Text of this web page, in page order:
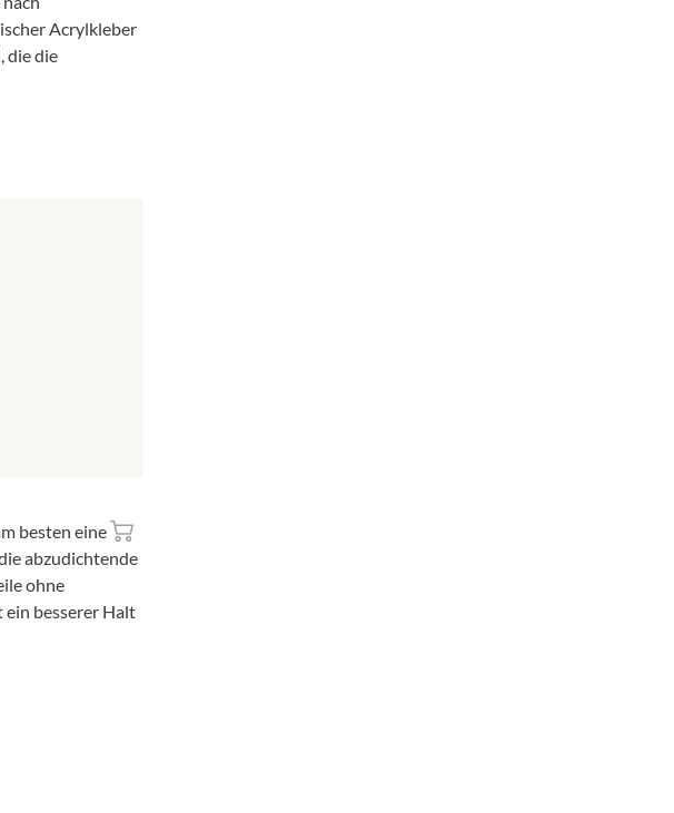
Acrylkleber
die die
besten eine
abzudichtende
ohne
besserer Halt